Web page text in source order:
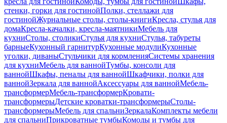
стенки, горки для гостинойПолки, стеллажи для
гостинойЖурнальные столы, столы-книгиКресла, стулья для
домаКресла-качалки, кресла-маятникиМебель для
кухниСтолы, столикиСтулья для кухниСтулья, табуреты
барныеКухонный гарнитурКухонные модулиКухонные
уголки, диваныСтульчики для кормленияСистемы хранения
для кухниМебель для ваннойТумбы, консоли для
ваннойШкафы, пеналы для ваннойШкафчики, полки для
ваннойЗеркала для ваннойАксессуары для ваннойМебель-
трансформерМебель-трансформерКровати-
трансформерыДетские кроватки-трансформерыСтолы-
трансформерыМебель для спальниЗеркалаКомплекты мебели
для спальниПрикроватные тумбыКомоды и тумбы для